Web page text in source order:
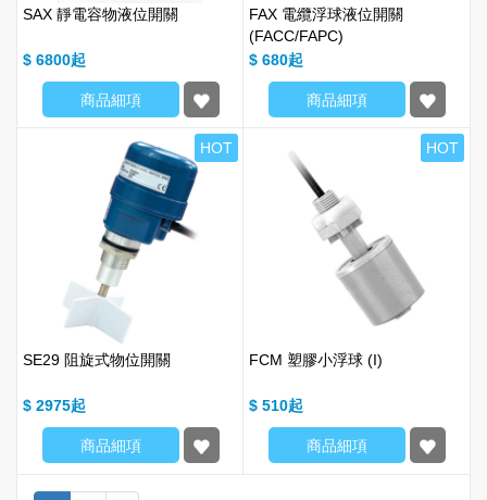
SAX 靜電容物液位開關
$ 6800
商品細項
FAX 電纜浮球液位開關
(FACC/FAPC)
$ 680
商品細項
HOT
SE29 阻旋式物位開關
$ 2975
商品細項
HOT
FCM 塑膠小浮球 (I)
$ 510
商品細項